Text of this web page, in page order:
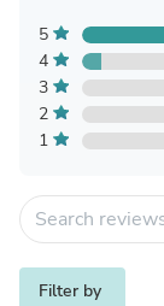
5
4
3
2
1
Filter by